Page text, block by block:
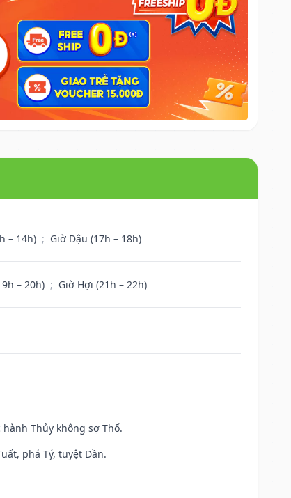
– 14h) ; Giờ Dậu (17h – 18h)
– 20h) ; Giờ Hợi (21h – 22h)
Thủy không sợ Thổ.
phá Tý, tuyệt Dần.